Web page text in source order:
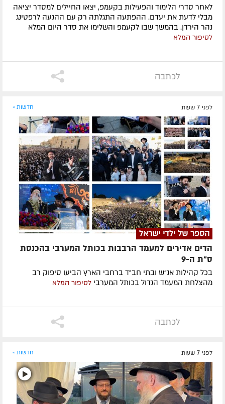
לאחר סדרי הלימוד והפעילות בקעמפ, יצאו החיילים למסדר יציאה
מבלי לדעת את יעדם. ההפתעה התגלתה רק עם ההגעה לרפטינג
נהר הירדן. בהמשך שבו לקעמפ והשלימו את סדר היום המלא
לסיפור המלא
לכתבה
לפני 7 שעות חדשות »
הספר של ילדי ישראל
הדים אדירים למעמד הרבבות בכותל המערבי בהכנסת
ס"ת ה-9
בכל קהילות אנ"ש ובתי חב"ד ברחבי הארץ הביעו סיפוק רב
מהצלחת המעמד הגדול בכותל המערבי לסיפור המלא
לכתבה
לפני 7 שעות חדשות »